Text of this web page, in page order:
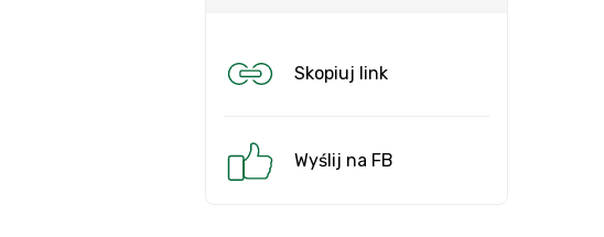
Skopiuj link
Wyślij na FB